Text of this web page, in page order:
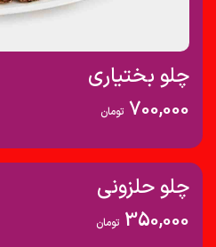
چلو بختیاری
700,000 تومان
چلو حلزونی
350,000 تومان